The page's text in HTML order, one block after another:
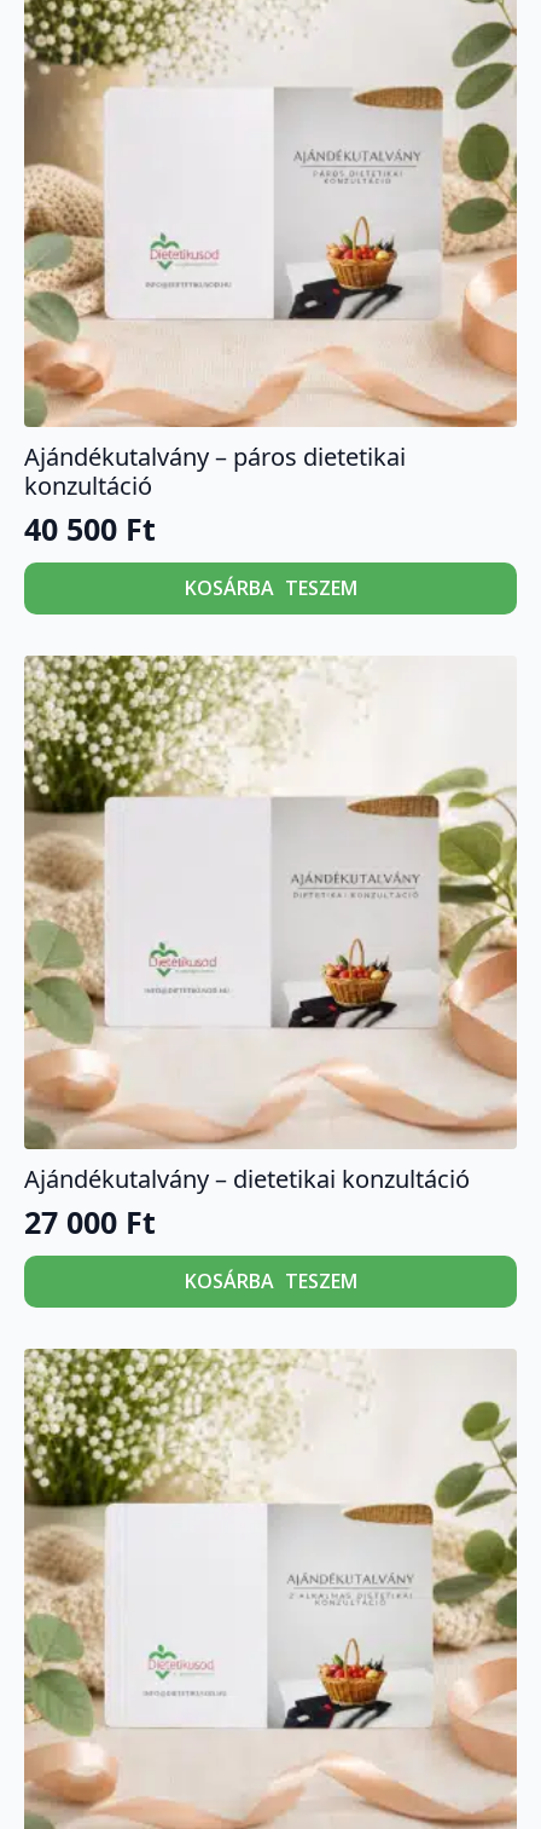
Ajándékutalvány – páros dietetikai
konzultáció
40 500 Ft
KOSÁRBA TESZEM
Ajándékutalvány – dietetikai konzultáció
27 000 Ft
KOSÁRBA TESZEM